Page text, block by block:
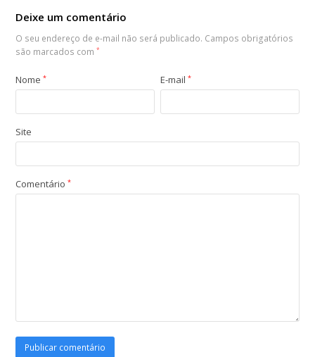
Deixe um comentário
O seu endereço de e-mail não será publicado. Campos obrigatórios
são marcados com*
Nome* E-mail*
Site
Comentário*